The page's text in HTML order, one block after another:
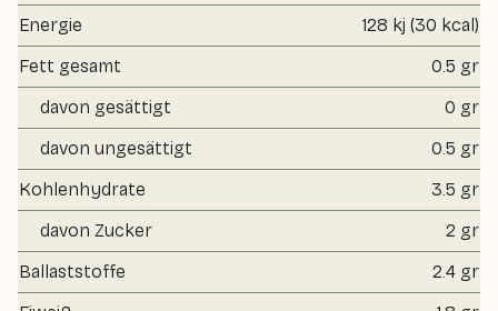
Energie
128 kj (30 kcal)
Fett gesamt
0.5 gr
davon gesättigt
0 gr
davon ungesättigt
0.5 gr
Kohlenhydrate
3.5 gr
davon Zucker
2 gr
Ballaststoffe
2.4 gr